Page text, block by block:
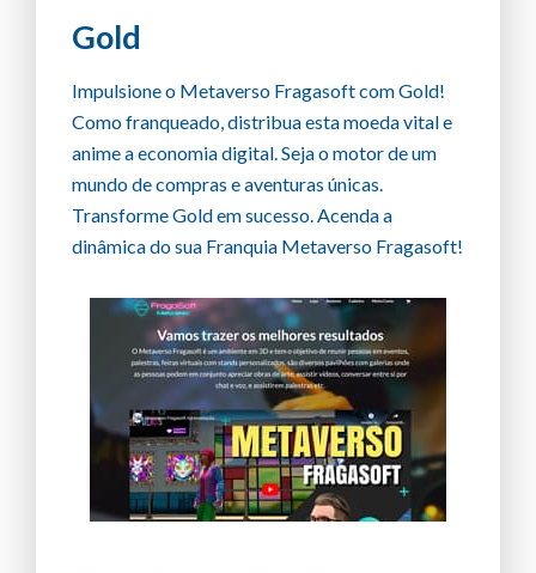
Gold
Impulsione o Metaverso Fragasoft com Gold!
Como franqueado, distribua esta moeda vital e
anime a economia digital. Seja o motor de um
mundo de compras e aventuras únicas.
Transforme Gold em sucesso. Acenda a
dinâmica do sua Franquia Metaverso Fragasoft!